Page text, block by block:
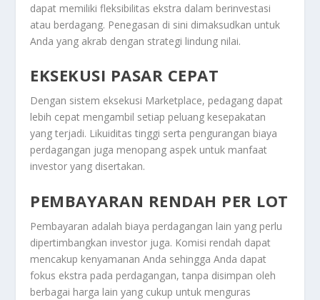
dapat memiliki fleksibilitas ekstra dalam berinvestasi
atau berdagang. Penegasan di sini dimaksudkan untuk
Anda yang akrab dengan strategi lindung nilai.
EKSEKUSI PASAR CEPAT
Dengan sistem eksekusi Marketplace, pedagang dapat
lebih cepat mengambil setiap peluang kesepakatan
yang terjadi. Likuiditas tinggi serta pengurangan biaya
perdagangan juga menopang aspek untuk manfaat
investor yang disertakan.
PEMBAYARAN RENDAH PER LOT
Pembayaran adalah biaya perdagangan lain yang perlu
dipertimbangkan investor juga. Komisi rendah dapat
mencakup kenyamanan Anda sehingga Anda dapat
fokus ekstra pada perdagangan, tanpa disimpan oleh
berbagai harga lain yang cukup untuk menguras